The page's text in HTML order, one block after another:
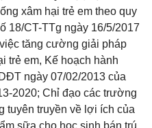
xâm hại trẻ em theo quy
18/CT-TTg ngày 16/5/2017
tăng cường giải pháp
trẻ em, Kế hoạch hành
ngày 07/02/2013 của
2020; Chỉ đạo các trường
tuyên truyền về lợi ích của
sữa cho học sinh bán trú